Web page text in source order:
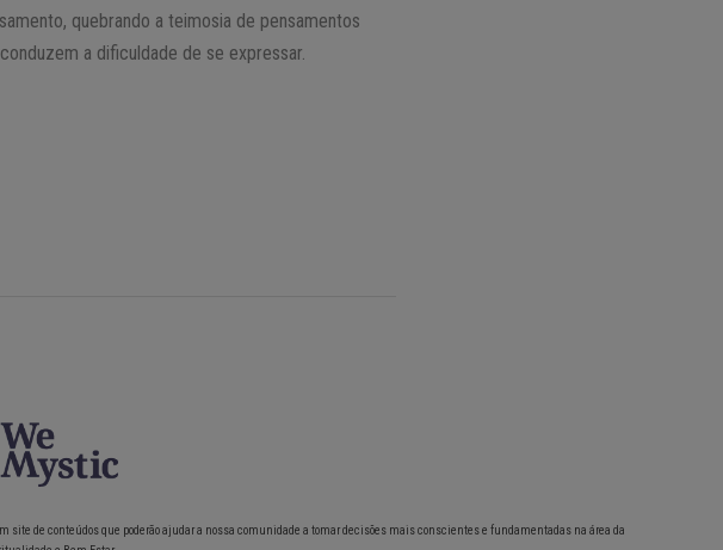
quebrando a teimosia de pensamentos
a dificuldade de se expressar.
site de conteúdos que poderão ajudar a nossa comunidade a tomar decisões mais conscientes e fundamentadas na área da